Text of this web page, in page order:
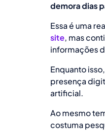
demora dias
Essa é uma
site, mas
informações
Enquanto
presença
artificial.
Ao mesmo
costuma